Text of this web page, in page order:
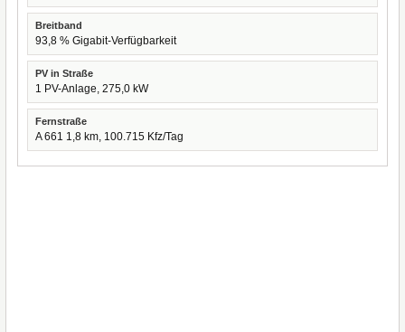
Breitband
93,8 % Gigabit-Verfügbarkeit
PV in Straße
1 PV-Anlage, 275,0 kW
Fernstraße
A 661 1,8 km, 100.715 Kfz/Tag